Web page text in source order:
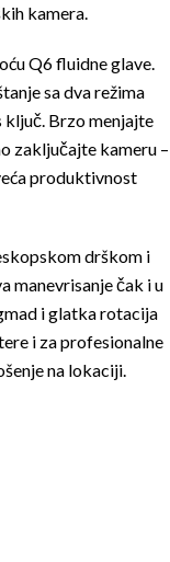
kamera.
Q6 fluidne glave.
sa dva režima
Brzo menjajte
zaključajte kameru –
produktivnost
drškom i
manevrisanje čak i u
i glatka rotacija
i za profesionalne
na lokaciji.